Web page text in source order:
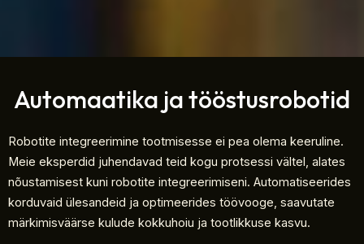
Automaatika ja tööstusrobotid
Robotite integreerimine tootmisesse ei pea olema keeruline.
Meie eksperdid juhendavad teid kogu protsessi vältel, alates
nõustamisest kuni robotite integreerimiseni. Automatiseerides
korduvaid ülesandeid ja optimeerides töövooge, saavutate
märkimisväärse kulude kokkuhoiu ja tootlikkuse kasvu.